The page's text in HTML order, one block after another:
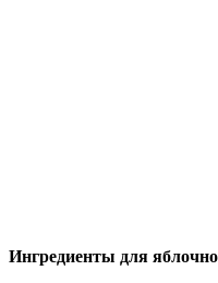
Ингредиенты для